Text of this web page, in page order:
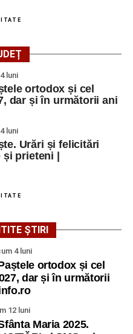
luni
ortodox și cel
dar și în următorii ani
luni
Urări și felicitări
prieteni |
ȘTIRI
4 luni
ortodox și cel
dar și în următorii
12 luni
Maria 2025.